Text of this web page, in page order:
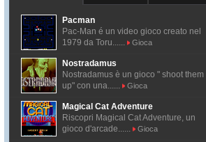
Pacman
Pac-Man é un video gioco creato nel
1979 da Toru......
Gioca
Nostradamus
Nostradamus è un gioco " shoot them
up" con una......
Gioca
Magical Cat Adventure
Riscopri Magical Cat Adventure, un
gioco d'arcade......
Gioca